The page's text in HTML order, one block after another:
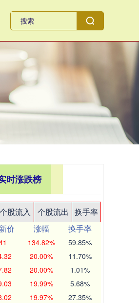
时涨跌榜
个股流入 个股流出
换手率
价 涨幅
换手率
134.82% 59.85%
20.00% 11.70%
20.00% 1.01%
19.99% 5.68%
19.97% 27.35%